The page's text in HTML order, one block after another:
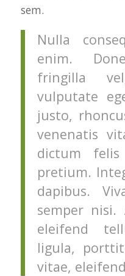
sem.
Nulla
enim.
fringilla
vulputate
justo,
venenatis
dictum
pretium.
dapibus.
semper nisi.
eleifend
ligula,
vitae,